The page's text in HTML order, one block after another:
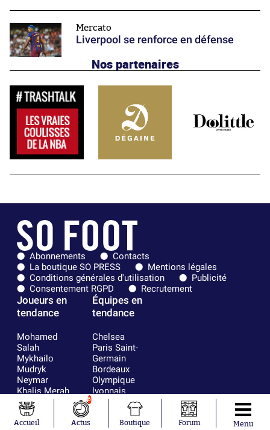
Mercato
Liverpool se renforce en défense
Nos partenaires
Abonnements
Contacts
La boutique SO PRESS
Mentions légales
Conditions générales d'utilisation
Publicité
Consentement RGPD
Recrutement
Joueurs en
tendance
Mohamed
Salah
Mykhailo
Mudryk
Neymar
Khalis Merah
Loïs Openda
Moussa
Niakhaté
Équipes en
tendance
Chelsea
Paris Saint-
Germain
Bordeaux
Olympique
lyonnais
FIFA
Real Madrid
RC Strasbourg
Accueil
6
Actus Boutique Forum Menu